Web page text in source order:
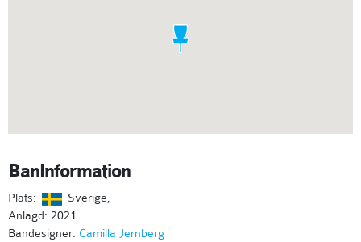
BanInformation
Plats:
Sverige,
Anlagd: 2021
Bandesigner: Camilla Jernberg